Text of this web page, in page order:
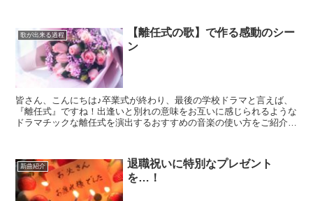
歌が出来る過程
【離任式の歌】で作る感動のシー
ン
皆さん、こんにちは♪卒業式が終わり、最後の学校ドラマと言えば、
『離任式』ですね！出逢いと別れの意味をお互いに感じられるような
ドラマチックな離任式を演出するおすすめの音楽の使い方をご紹介し
新曲紹介
退職祝いに特別なプレゼント
を…！